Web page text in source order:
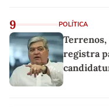
9 POLÍTICA
Terrenos,
registra